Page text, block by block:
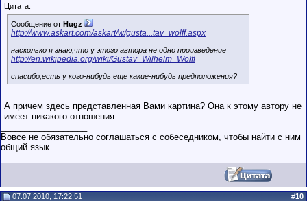
Цитата:
Сообщение от Hugz
http://www.askart.com/askart/w/gusta...tav_wolff.aspx
насколько я знаю,что у этого автора не одно произведение
http://en.wikipedia.org/wiki/Gustav_Wilhelm_Wolff
спасибо,есть у кого-нибудь еще какие-нибудь предположения?
А причем здесь представленная Вами картина? Она к этому автору не
имеет никакого отношения.
Вовсе не обязательно соглашаться с собеседником, чтобы найти с ним
общий язык
07.07.2010, 17:22:51 #10